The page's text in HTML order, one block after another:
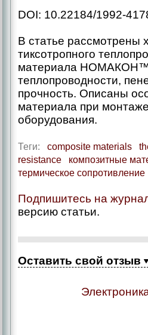
DOI: 10.22184/1992-
В статье рассмотрены
тиксотропного
материала НОМАКОН™
теплопроводности,
прочность. Описаны
материала при
оборудования.
Теги: composite materials
resistance
композитные
термическое сопротивление
Подпишитесь на
версию статьи.
Оставить свой отзыв